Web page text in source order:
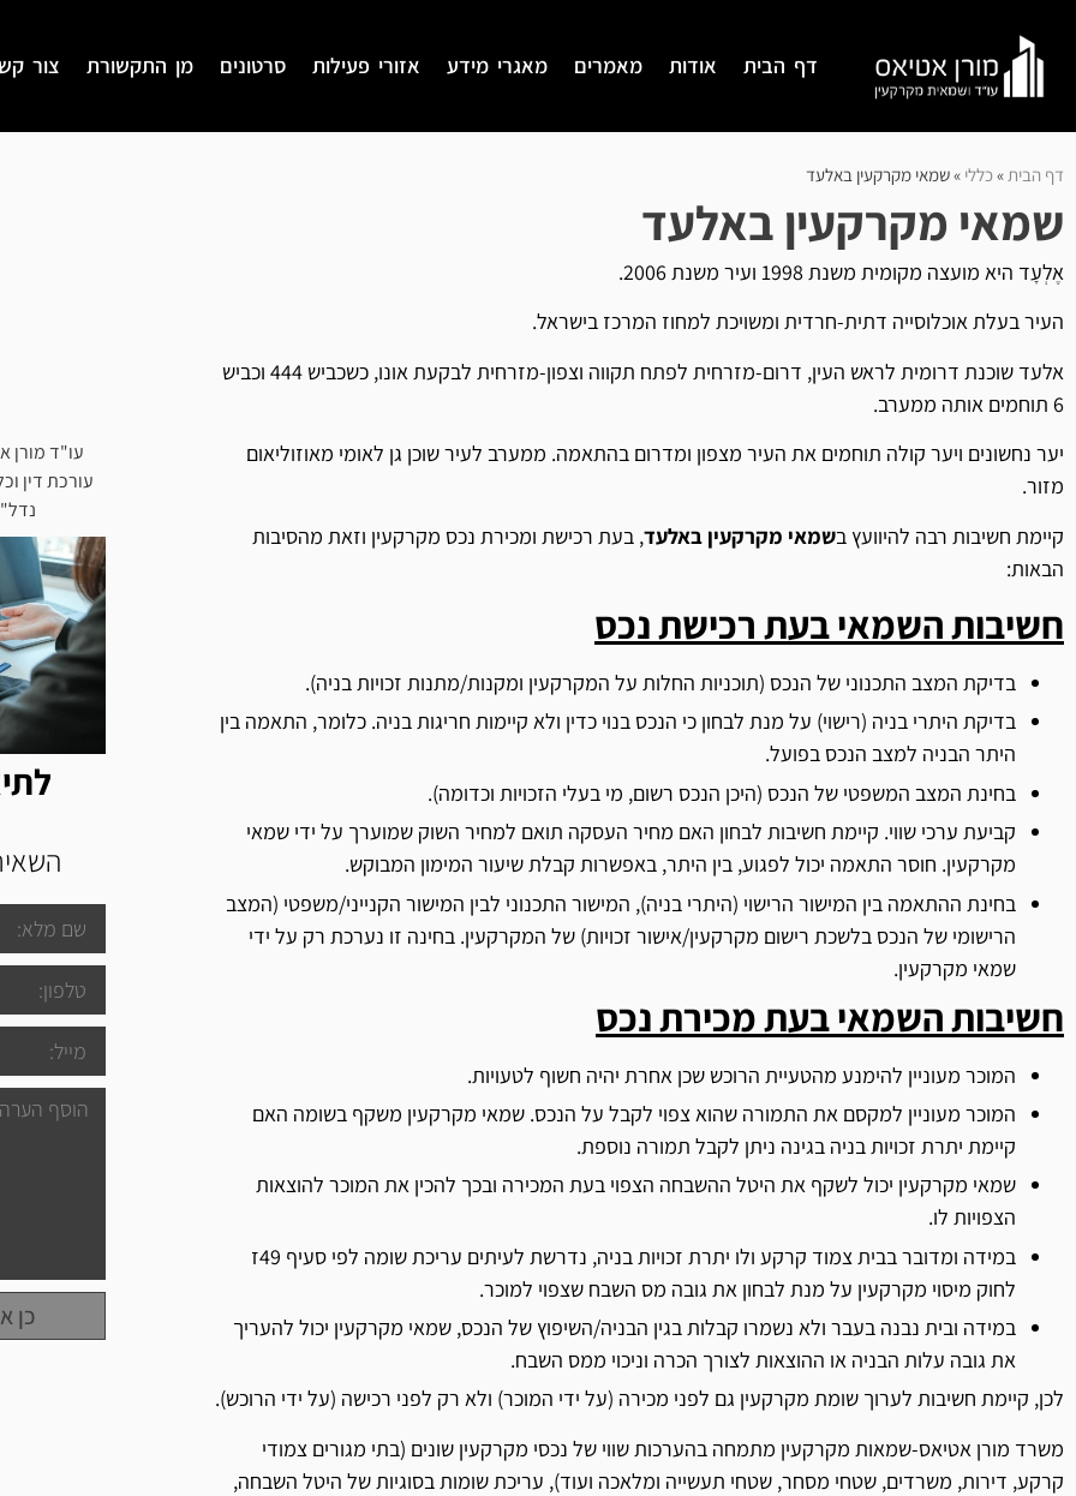
דף הבית אודות מאמרים מאגרי מידע אזורי פעילות סרטונים מן התקשורת צור
דף הבית»כללי »שמאי מקרקעין באלעד
שמאי מקרקעין באלעד
אֶלְעָד היא מועצה מקומית משנת 1998 ועיר משנת 2006.
העיר בעלת אוכלוסייה דתית-חרדית ומשויכת למחוז המרכז בישראל.
אלעד שוכנת דרומית לראש העין, דרום-מזרחית לפתח תקווה וצפון-מזרחית לבקעת אונו, כשכביש 444 וכביש
6 תוחמים אותה ממערב.
יער נחשונים ויער קולה תוחמים את העיר מצפון ומדרום בהתאמה. ממערב לעיר שוכן גן לאומי מאוזוליאום
מזור.
קיימת חשיבות רבה להיוועץ בשמאי מקרקעין באלעד, בעת רכישת ומכירת נכס מקרקעין וזאת מהסיבות
הבאות:
חשיבות השמאי בעת רכישת נכס
בדיקת המצב התכנוני של הנכס (תוכניות החלות על המקרקעין ומקנות/מתנות זכויות בניה).
בדיקת היתרי בניה (רישוי) על מנת לבחון כי הנכס בנוי כדין ולא קיימות חריגות בניה. כלומר, התאמה בין
היתר הבניה למצב הנכס בפועל.
בחינת המצב המשפטי של הנכס (היכן הנכס רשום, מי בעלי הזכויות וכדומה).
קביעת ערכי שווי. קיימת חשיבות לבחון האם מחיר העסקה תואם למחיר השוק שמוערך על ידי שמאי
מקרקעין. חוסר התאמה יכול לפגוע, בין היתר, באפשרות קבלת שיעור המימון המבוקש.
בחינת ההתאמה בין המישור הרישוי (היתרי בניה), המישור התכנוני לבין המישור הקנייני/משפטי (המצב
הרישומי של הנכס בלשכת רישום מקרקעין/אישור זכויות) של המקרקעין. בחינה זו נערכת רק על ידי
שמאי מקרקעין.
חשיבות השמאי בעת מכירת נכס
המוכר מעוניין להימנע מהטעיית הרוכש שכן אחרת יהיה חשוף לטעויות.
המוכר מעוניין למקסם את התמורה שהוא צפוי לקבל על הנכס. שמאי מקרקעין משקף בשומה האם
קיימת יתרת זכויות בניה בגינה ניתן לקבל תמורה נוספת.
שמאי מקרקעין יכול לשקף את היטל ההשבחה הצפוי בעת המכירה ובכך להכין את המוכר להוצאות
הצפויות לו.
במידה ומדובר בבית צמוד קרקע ולו יתרת זכויות בניה, נדרשת לעיתים עריכת שומה לפי סעיף 49ז
לחוק מיסוי מקרקעין על מנת לבחון את גובה מס השבח שצפוי למוכר.
במידה ובית נבנה בעבר ולא נשמרו קבלות בגין הבניה/השיפוץ של הנכס, שמאי מקרקעין יכול להעריך
את גובה עלות הבניה או ההוצאות לצורך הכרה וניכוי ממס השבח.
לכן, קיימת חשיבות לערוך שומת מקרקעין גם לפני מכירה (על ידי המוכר) ולא רק לפני רכישה (על ידי הרוכש).
משרד מורן אטיאס-שמאות מקרקעין מתמחה בהערכות שווי של נכסי מקרקעין שונים (בתי מגורים צמודי
קרקע, דירות, משרדים, שטחי מסחר, שטחי תעשייה ומלאכה ועוד), עריכת שומות בסוגיות של היטל השבחה,
עו"ד מורן
עורכת דין
כן